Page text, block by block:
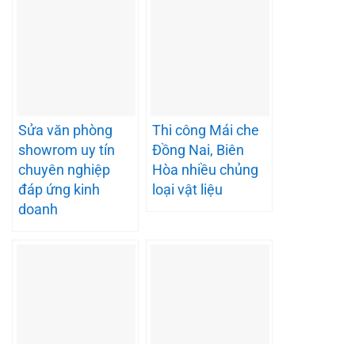
Sửa văn phòng
showrom uy tín
chuyên nghiệp
đáp ứng kinh
doanh
Thi công Mái che
Đồng Nai, Biên
Hòa nhiều chủng
loại vật liệu